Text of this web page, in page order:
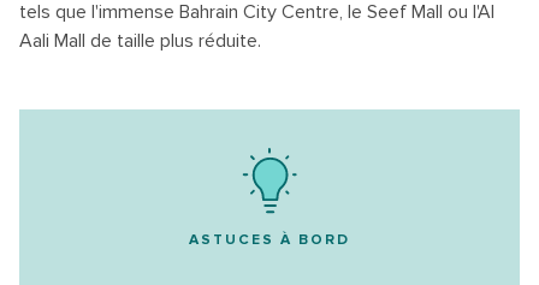
tels que l'immense Bahrain City Centre, le Seef Mall ou l'Al
Aali Mall de taille plus réduite.
ASTUCES À BORD